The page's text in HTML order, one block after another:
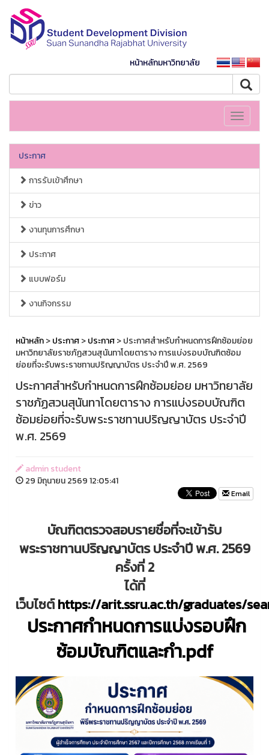
หน้าหลักมหาวิทยาลัย
Toggle
ประกาศ
การรับเข้าศึกษา
ข่าว
งานทุนการศึกษา
ประกาศ
แบบฟอร์ม
งานกิจกรรม
หน้าหลัก>ประกาศ>ประกาศ> ประกาศสำหรับกำหนดการฝึกซ้อมย่อย
มหาวิทยาลัยราชภัฏสวนสุนันทาโดยตาราง การแบ่งรอบบัณฑิตซ้อม
ย่อยที่จะรับพระราชทานปริญญาบัตร ประจำปี พ.ศ. 2569
ประกาศสำหรับกำหนดการฝึกซ้อมย่อย มหาวิทยาลัย
ราชภัฏสวนสุนันทาโดยตาราง การแบ่งรอบบัณฑิต
ซ้อมย่อยที่จะรับพระราชทานปริญญาบัตร ประจำปี
พ.ศ. 2569
admin student
29 มิถุนายน 2569 12:05:41
Email
บัณฑิตตรวจสอบรายชื่อที่จะเข้ารับ
พระราชทานปริญญาบัตร ประจำปี พ.ศ. 2569
ครั้งที่ 2
ได้ที่
เว็บไซต์https://arit.ssru.ac.th/graduates/
ประกาศกำหนดการแบ่งรอบฝึก
ซ้อมบัณฑิตและกำ.pdf